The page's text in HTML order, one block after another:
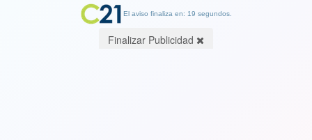
El aviso finaliza en: 19 segundos.
Finalizar Publicidad